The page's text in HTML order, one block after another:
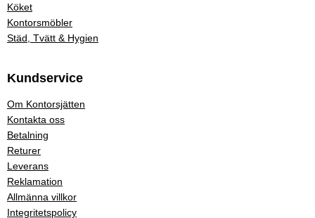
Köket
Kontorsmöbler
Städ, Tvätt & Hygien
Kundservice
Om Kontorsjätten
Kontakta oss
Betalning
Returer
Leverans
Reklamation
Allmänna villkor
Integritetspolicy